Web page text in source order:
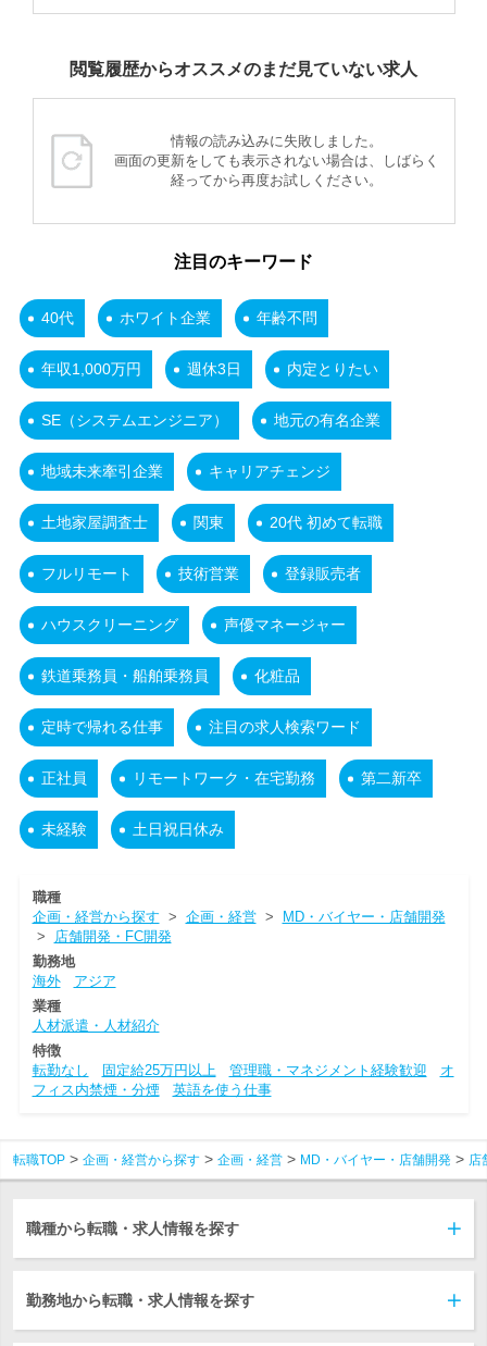
閲覧履歴からオススメのまだ見ていない求人
情報の読み込みに失敗しました。
画面の更新をしても表示されない場合は、しばらく
経ってから再度お試しください。
注目のキーワード
40代 ホワイト企業 年齢不問
年収1,000万円 週休3日 内定とりたい
SE（システムエンジニア） 地元の有名企業
地域未来牽引企業 キャリアチェンジ
土地家屋調査士 関東 20代 初めて転職
フルリモート 技術営業 登録販売者
ハウスクリーニング 声優マネージャー
鉄道乗務員・船舶乗務員 化粧品
定時で帰れる仕事 注目の求人検索ワード
正社員 リモートワーク・在宅勤務 第二新卒
未経験 土日祝日休み
職種
企画・経営から探す > 企画・経営>
MD・バイヤー・店舗開発
> 店舗開発・FC開発
勤務地
海外
アジア
業種
人材派遣・人材紹介
特徴
転勤なし
固定給25万円以上 管理職・マネジメント経験歓迎
オ
フィス内禁煙・分煙
英語を使う仕事
転職TOP 企画・経営から探す 企画・経営 MD・バイヤー・店舗開発 店
職種から転職・求人情報を探す
勤務地から転職・求人情報を探す